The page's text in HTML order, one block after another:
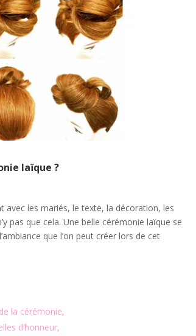
laïque ?
avec les mariés, le texte, la décoration, les
pas que cela. Une belle cérémonie laïque se
que l’on peut créer lors de cet
la cérémonie,
d’honneur,